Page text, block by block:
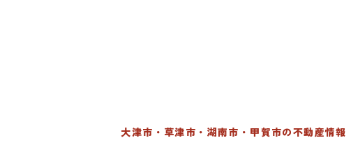
大津市・草津市・湖南市・甲賀市の不動産情報